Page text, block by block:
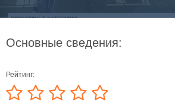
Основные сведения:
Рейтинг: